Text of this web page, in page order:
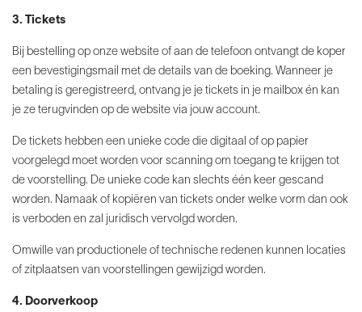
3. Tickets
Bij bestelling op onze website of aan de telefoon ontvangt de koper
een bevestigingsmail met de details van de boeking. Wanneer je
betaling is geregistreerd, ontvang je je tickets in je mailbox én kan
je ze terugvinden op de website via jouw account.
De tickets hebben een unieke code die digitaal of op papier
voorgelegd moet worden voor scanning om toegang te krijgen tot
de voorstelling. De unieke code kan slechts één keer gescand
worden. Namaak of kopiëren van tickets onder welke vorm dan ook
is verboden en zal juridisch vervolgd worden.
Omwille van productionele of technische redenen kunnen locaties
of zitplaatsen van voorstellingen gewijzigd worden.
4. Doorverkoop